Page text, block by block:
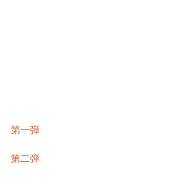
第一弾
第二弾